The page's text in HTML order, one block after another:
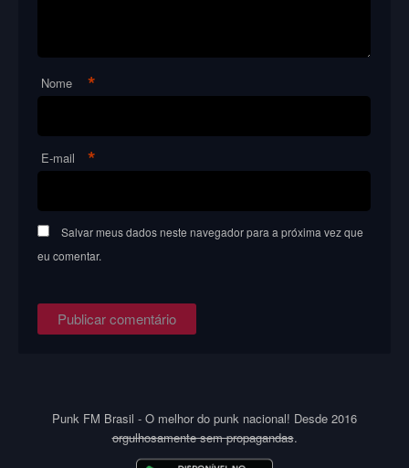
Nome *
E-mail *
Salvar meus dados neste navegador para a próxima vez que
eu comentar.
Punk FM Brasil - O melhor do punk nacional! Desde 2016
orgulhosamente sem propagandas.